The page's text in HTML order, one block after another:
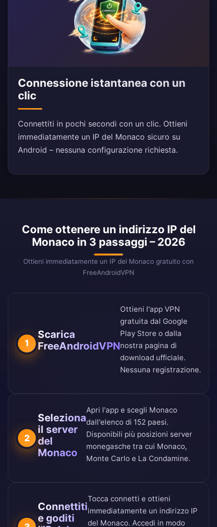
Connessione istantanea con un
clic
Connettiti in pochi secondi con un clic. Ottieni
immediatamente un IP del Monaco sicuro su
Android – nessuna configurazione richiesta.
Come ottenere un indirizzo IP del
Monaco in 3 passaggi – 2026
Ottieni immediatamente un IP del Monaco gratuito con
FreeAndroidVPN
1
Scarica
FreeAndroidVPN
Ottieni l'app VPN
gratuita dal Google
Play Store o dalla
nostra pagina di
download ufficiale.
Nessuna registrazione.
2
Seleziona
il server
del
Monaco
Apri l'app e scegli Monaco
dall'elenco di 152 paesi.
Disponibili più posizioni server
monegasche tra cui Monaco,
Monte Carlo e La Condamine.
Connettiti
e goditi
Tocca connetti e ottieni
immediatamente un indirizzo IP
del Monaco. Accedi in modo